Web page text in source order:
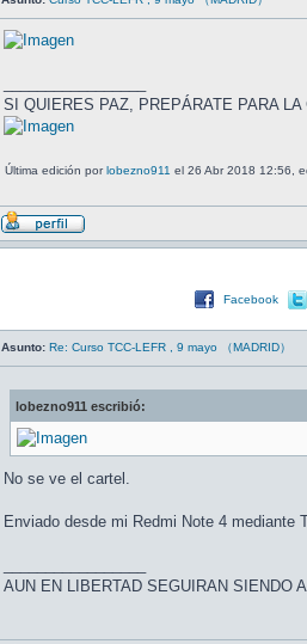
SI QUIERES PAZ, PREPÁRATE PARA LA
Última edición porlobezno911 el 26 Abr 2018 12:56,
Facebook
Asunto: Re: Curso TCC-LEFR , 9 mayo （MADRID）
lobezno911 escribió:
No se ve el cartel.
Enviado desde mi Redmi Note 4 mediante
AUN EN LIBERTAD SEGUIRAN SIENDO